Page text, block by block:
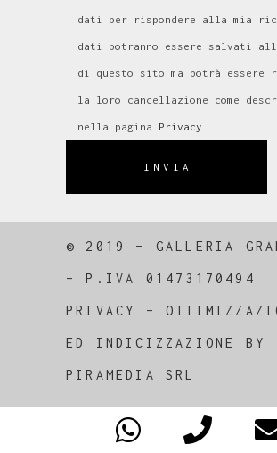
dati per rispondere alla mia
dati potranno essere salvati
di questo sito ma potrà essere
la loro cancellazione come
nella pagina Privacy
INVIA
© 2019 – GALLERIA
–P.IVA 01473170494
PRIVACY –
ED INDICIZZAZIONE BY
PIRAMEDIA SRL